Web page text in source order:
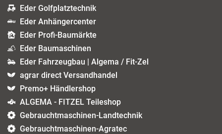
Eder Golfplatztechnik
Eder Anhängercenter
Eder Profi-Baumärkte
Eder Baumaschinen
Eder Fahrzeugbau | Algema / Fit-Zel
agrar direct Versandhandel
Premo+ Händlershop
ALGEMA - FITZEL Teileshop
Gebrauchtmaschinen-Landtechnik
Gebrauchtmaschinen-Agratec